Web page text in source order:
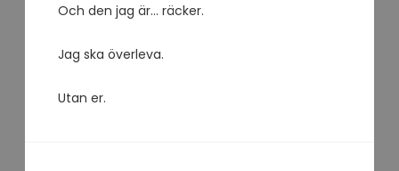
Och den jag är… räcker.
Jag ska överleva.
Utan er.